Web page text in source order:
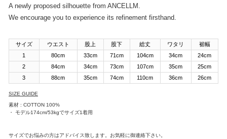
A newly proposed silhouette from ANCELLM.
We encourage you to experience its refinement firsthand.
サイズ ウエスト 股上 股下 総丈 ワタリ
裾幅
1
80cm 33cm 71cm 104cm 34cm
24cm
2
84cm 34cm 73cm 107cm 35cm
25cm
3
88cm 35cm 74cm 110cm 36cm 26cm
SIZE GUIDE
素材 : COTTON 100%
・ モデル174cm/53kgでサイズ1着用
サイズでお悩みの方はアドバイス致します。お気軽に御連絡下さい。